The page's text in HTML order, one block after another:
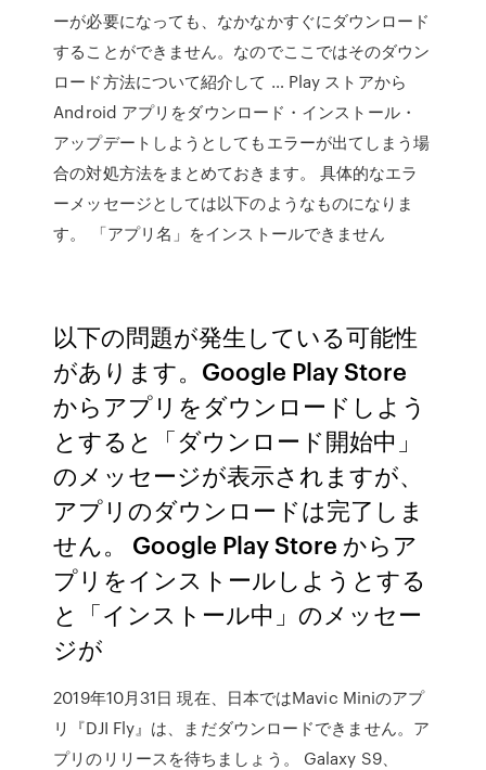
ーが必要になっても、なかなかすぐにダウンロード
することができません。なのでここではそのダウン
ロード方法について紹介して … Play ストアから
Android アプリをダウンロード・インストール・
アップデートしようとしてもエラーが出てしまう場
合の対処方法をまとめておきます。 具体的なエラ
ーメッセージとしては以下のようなものになりま
す。 「アプリ名」をインストールできません
以下の問題が発生している可能性
があります。Google Play Store
からアプリをダウンロードしよう
とすると「ダウンロード開始中」
のメッセージが表示されますが、
アプリのダウンロードは完了しま
せん。 Google Play Store からア
プリをインストールしようとする
と「インストール中」のメッセー
ジが
2019年10月31日 現在、日本ではMavic Miniのアプ
リ『DJI Fly』は、まだダウンロードできません。ア
プリのリリースを待ちましょう。 Galaxy S9、